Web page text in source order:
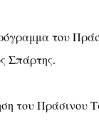
του
Σπάρτης.
του Πράσινου